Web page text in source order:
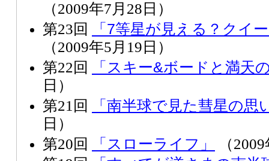
（2009年7月28日）
第23回
「7等星が見える？クイ
（2009年5月19日）
第22回
「スキー&ボードと満天
日）
第21回
「南半球で見た彗星の思
日）
第20回
「スローライフ」
（